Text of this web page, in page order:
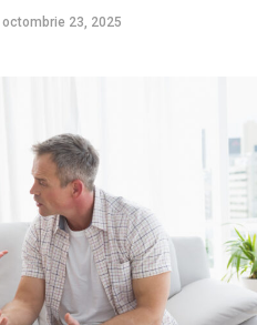
octombrie 23, 2025